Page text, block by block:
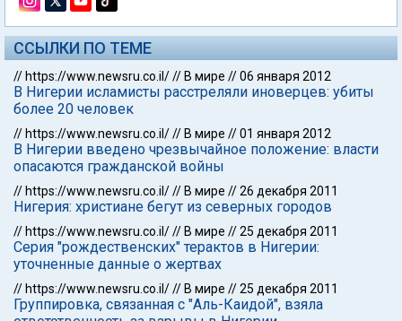
ССЫЛКИ ПО ТЕМЕ
// https://www.newsru.co.il/// В мире //06 января 2012
В Нигерии исламисты расстреляли иноверцев: убиты
более 20 человек
// https://www.newsru.co.il/// В мире //01 января 2012
В Нигерии введено чрезвычайное положение: власти
опасаются гражданской войны
// https://www.newsru.co.il/// В мире //26 декабря 2011
Нигерия: христиане бегут из северных городов
// https://www.newsru.co.il/// В мире //25 декабря 2011
Серия "рождественских" терактов в Нигерии:
уточненные данные о жертвах
// https://www.newsru.co.il/// В мире //25 декабря 2011
Группировка, связанная с "Аль-Каидой", взяла